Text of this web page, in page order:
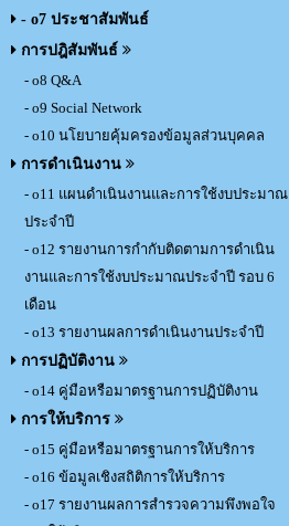
- o7 ประชาสัมพันธ์
การปฎิสัมพันธ์
- o8 Q&A
- o9 Social Network
- o10 นโยบายคุ้มครองข้อมูลส่วนบุคคล
การดำเนินงาน
- o11 แผนดำเนินงานและการใช้งบประมาณ
ประจำปี
- o12 รายงานการกำกับติดตามการดำเนิน
งานและการใช้งบประมาณประจำปี รอบ 6
เดือน
- o13 รายงานผลการดำเนินงานประจำปี
การปฏิบัติงาน
- o14 คู่มือหรือมาตรฐานการปฏิบัติงาน
การให้บริการ
- o15 คู่มือหรือมาตรฐานการให้บริการ
- o16 ข้อมูลเชิงสถิติการให้บริการ
- o17 รายงานผลการสำรวจความพึงพอใจ